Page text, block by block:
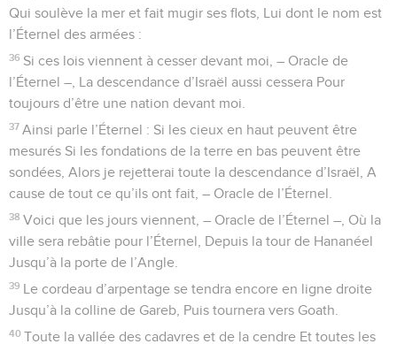
Qui soulève la mer et fait mugir ses flots, Lui dont le nom est
l’Éternel des armées :
36 Si ces lois viennent à cesser devant moi, – Oracle de
l’Éternel –, La descendance d’Israël aussi cessera Pour
toujours d’être une nation devant moi.
37 Ainsi parle l’Éternel : Si les cieux en haut peuvent être
mesurés Si les fondations de la terre en bas peuvent être
sondées, Alors je rejetterai toute la descendance d’Israël, A
cause de tout ce qu’ils ont fait, – Oracle de l’Éternel.
38 Voici que les jours viennent, – Oracle de l’Éternel –, Où la
ville sera rebâtie pour l’Éternel, Depuis la tour de Hananéel
Jusqu’à la porte de l’Angle.
39 Le cordeau d’arpentage se tendra encore en ligne droite
Jusqu’à la colline de Gareb, Puis tournera vers Goath.
40 Toute la vallée des cadavres et de la cendre Et toutes les